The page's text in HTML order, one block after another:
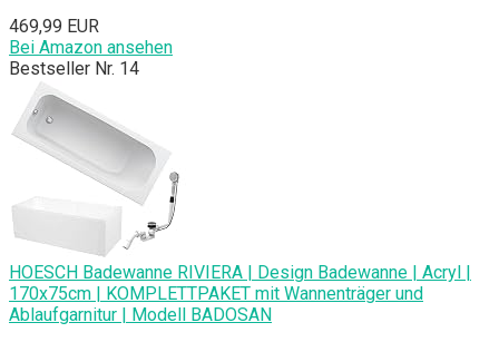
469,99 EUR
Bei Amazon ansehen
Bestseller Nr. 14
HOESCH Badewanne RIVIERA | Design Badewanne | Acryl |
170x75cm | KOMPLETTPAKET mit Wannenträger und
Ablaufgarnitur | Modell BADOSAN